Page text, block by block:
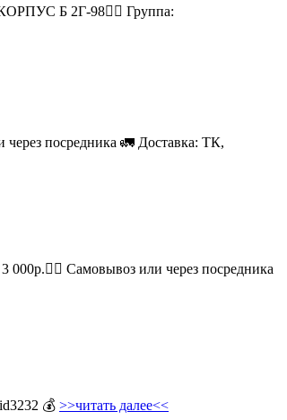
Б 2Г-98👉🏻 Группа:
посредника 🚛 Доставка: ТК,
Самовывоз или через посредника
💰 >>читать далее<<